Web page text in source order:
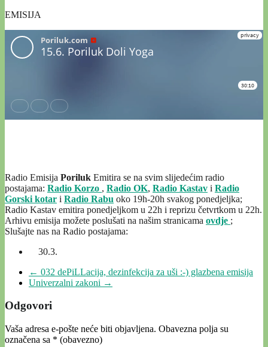
EMISIJA
Radio Emisija Poriluk Emitira se na svim slijedećim radio
postajama: Radio Korzo , Radio OK, Radio Kastav i Radio
Gorski kotar i Radio Rabu oko 19h-20h svakog ponedjeljka;
Radio Kastav emitira ponedjeljkom u 22h i reprizu četvrtkom u 22h.
Arhivu emisija možete poslušati na našim stranicama ovdje ;
Slušajte nas na Radio postajama:
30.3.
← 032 dePiLLacija, dezinfekcija za uši :-) glazbena emisija
Univerzalni zakoni →
Odgovori
Vaša adresa e-pošte neće biti objavljena. Obavezna polja su
označena sa * (obavezno)